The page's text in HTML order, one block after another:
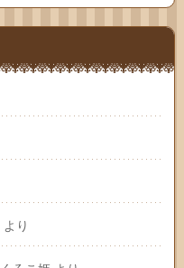
より